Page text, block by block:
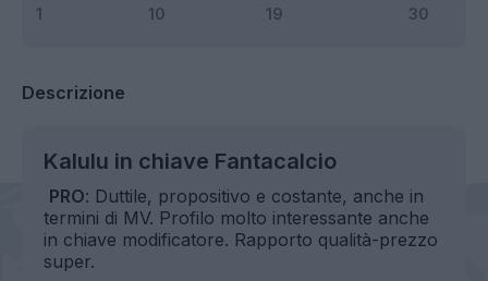
Descrizione
Kalulu in chiave Fantacalcio
PRO: Duttile, propositivo e costante, anche in
termini di MV. Profilo molto interessante anche
in chiave modificatore. Rapporto qualità-prezzo
super.